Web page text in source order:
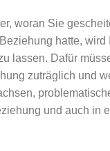
woran Sie
hatte, wird
lassen. Dafür
zuträglich und
und auch in